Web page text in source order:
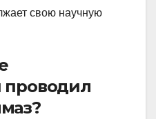
свою научную
проводил